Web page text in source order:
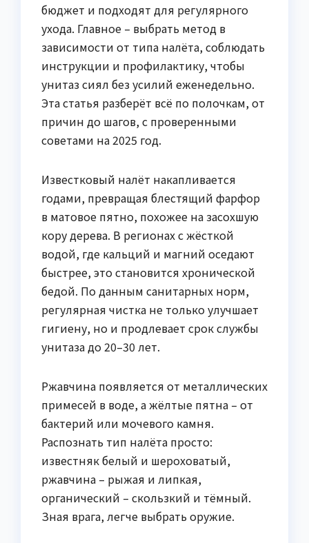
бюджет и подходят для регулярного
ухода. Главное – выбрать метод в
зависимости от типа налёта, соблюдать
инструкции и профилактику, чтобы
унитаз сиял без усилий еженедельно.
Эта статья разберёт всё по полочкам, от
причин до шагов, с проверенными
советами на 2025 год.
Известковый налёт накапливается
годами, превращая блестящий фарфор
в матовое пятно, похожее на засохшую
кору дерева. В регионах с жёсткой
водой, где кальций и магний оседают
быстрее, это становится хронической
бедой. По данным санитарных норм,
регулярная чистка не только улучшает
гигиену, но и продлевает срок службы
унитаза до 20–30 лет.
Ржавчина появляется от металлических
примесей в воде, а жёлтые пятна – от
бактерий или мочевого камня.
Распознать тип налёта просто:
известняк белый и шероховатый,
ржавчина – рыжая и липкая,
органический – скользкий и тёмный.
Зная врага, легче выбрать оружие.